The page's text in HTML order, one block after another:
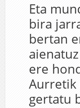
Eta
bira
bertan
ere
Aurretik
gertatu